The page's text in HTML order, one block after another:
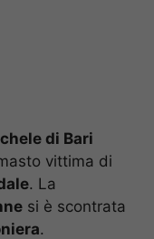
di Bari
vittima di
. La
si è scontrata
.